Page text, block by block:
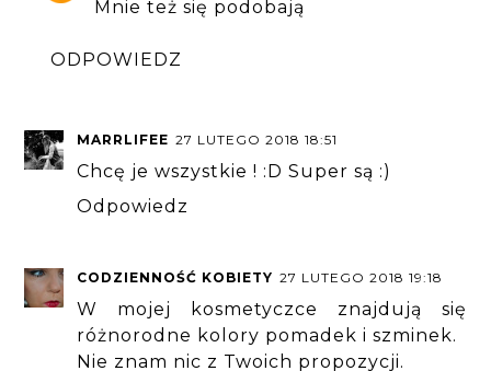
Mnie też się podobają
ODPOWIEDZ
MARRLIFEE 27 LUTEGO 2018 18:51
Chcę je wszystkie ! :D Super są :)
Odpowiedz
CODZIENNOŚĆ KOBIETY 27 LUTEGO 2018 19:18
W mojej kosmetyczce znajdują się
różnorodne kolory pomadek i szminek.
Nie znam nic z Twoich propozycji.